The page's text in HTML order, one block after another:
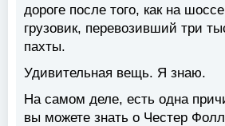
дороге после того, как на
грузовик, перевозивший три
пахты.
Удивительная вещь. Я знаю.
На самом деле, есть одна
вы можете знать о Честер